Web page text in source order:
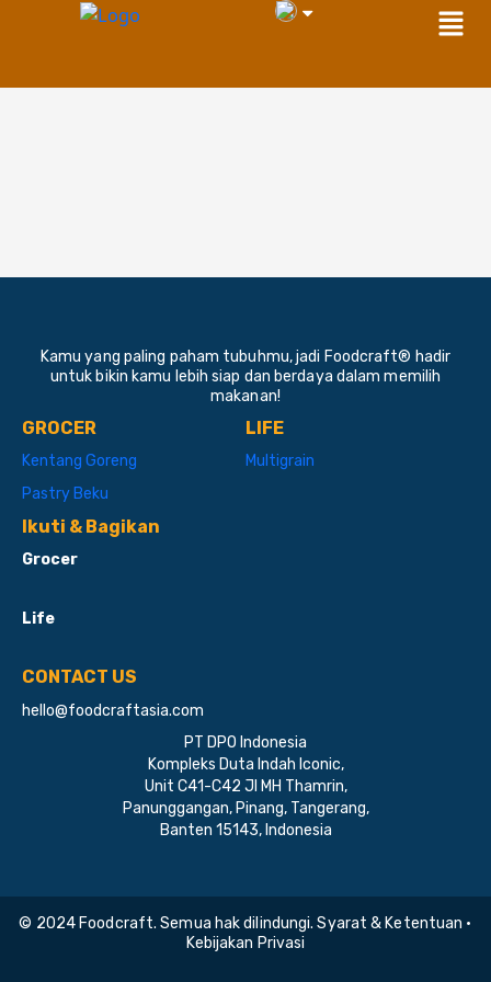
Kamu yang paling paham tubuhmu, jadi Foodcraft® hadir
untuk bikin kamu lebih siap dan berdaya dalam memilih
makanan!
GROCER
Kentang Goreng
Pastry Beku
LIFE
Multigrain
Ikuti & Bagikan
Grocer
Life
CONTACT US
hello@foodcraftasia.com
PT DPO Indonesia
Kompleks Duta Indah Iconic,
Unit C41-C42 Jl MH Thamrin,
Panunggangan, Pinang, Tangerang,
Banten 15143, Indonesia
© 2024 Foodcraft. Semua hak dilindungi. Syarat & Ketentuan •
Kebijakan Privasi